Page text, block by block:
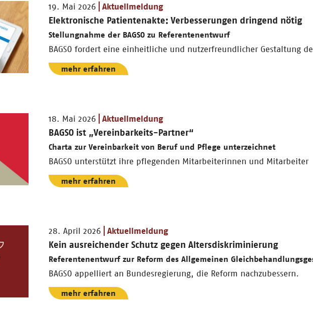
19. Mai 2026 Aktuellmeldung
Elektronische Patientenakte: Verbesserungen dringend nötig
Stellungnahme der BAGSO zu Referentenentwurf
BAGSO fordert eine einheitliche und nutzerfreundlicher Gestaltung
mehr erfahren
18. Mai 2026 Aktuellmeldung
BAGSO ist „Vereinbarkeits-Partner“
Charta zur Vereinbarkeit von Beruf und Pflege unterzeichnet
BAGSO unterstützt ihre pflegenden Mitarbeiterinnen und Mitarbeiter
mehr erfahren
28. April 2026 Aktuellmeldung
Kein ausreichender Schutz gegen Altersdiskriminierung
Referentenentwurf zur Reform des Allgemeinen
BAGSO appelliert an Bundesregierung, die Reform nachzubessern.
mehr erfahren